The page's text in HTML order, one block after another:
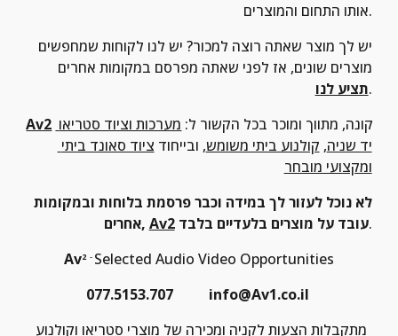
אותו התחום והמוצרים.
מוצרים שונים, אז לפני שאתה מפרסם במקומות אחרים
תציע לנו.
Av2
קונה, מתווך ומוכר בכל הקשור ל:
יד שניה, קולנוע ביתי משומש, ובייחוד
ומקצועי מובחר
אחרים, Av2 עובד על מוצרים בלעדיים בלבד.
Av2 - Selected Audio Video Opportunities
077.5153.707          info@Av1.co.il